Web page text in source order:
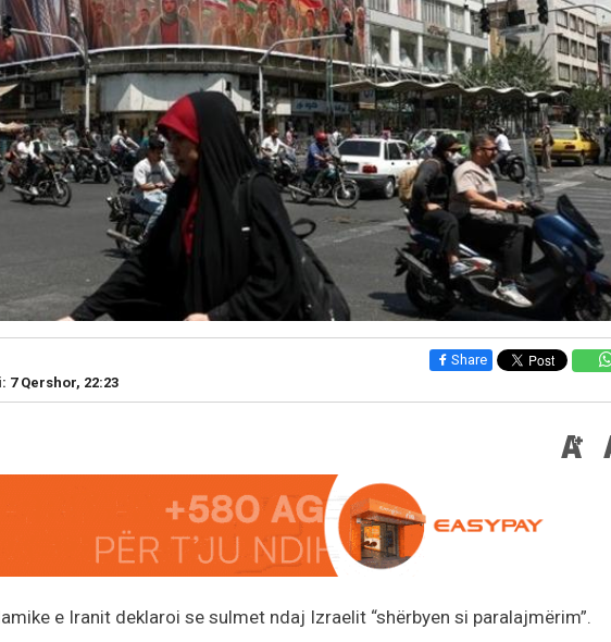
7 Qershor, 22:23
Share
e Iranit deklaroi se sulmet ndaj Izraelit “shërbyen si paralajmërim”.